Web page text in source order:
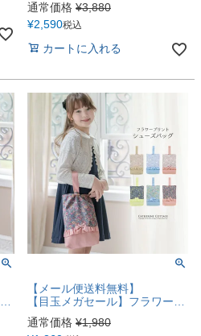
通常価格 ¥3,880
¥2,590税込
カートに入れる
【メール便送料無料】
【目玉メガセール】フラワープリント 上履き入れ 切り替えフリルリボン シューズバッグ スクール キャサリンコテージ 入園 入学 YUP12 《メール便優先商品》
通常価格 ¥1,980